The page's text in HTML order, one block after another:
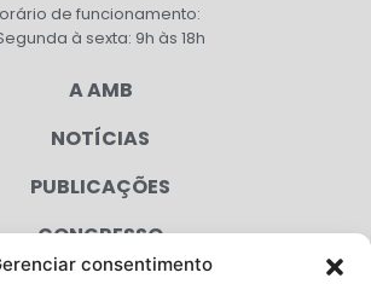
consentimento
de funcionamento:
à sexta: 9h às 18h
A AMB
NOTÍCIAS
PUBLICAÇÕES
CONGRESSO